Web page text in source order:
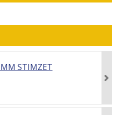
MM STIMZET